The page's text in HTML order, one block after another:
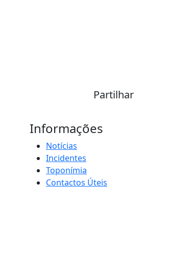
Partilhar
Informações
Notícias
Incidentes
Toponímia
Contactos Úteis